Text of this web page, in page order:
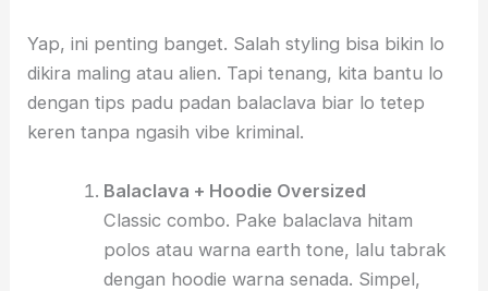
Yap, ini penting banget. Salah styling bisa bikin lo
dikira maling atau alien. Tapi tenang, kita bantu lo
dengan tips padu padan balaclava biar lo tetep
keren tanpa ngasih vibe kriminal.
Balaclava + Hoodie Oversized
Classic combo. Pake balaclava hitam
polos atau warna earth tone, lalu tabrak
dengan hoodie warna senada. Simpel,